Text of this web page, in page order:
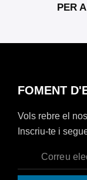
PER
FOMENT
Vols rebre el
Inscriu-te i